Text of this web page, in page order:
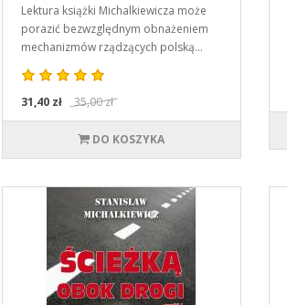
Lektura książki Michalkiewicza może
porazić bezwzględnym obnażeniem
mechanizmów rządzących polską…
31,40 zł 35,00 zł
DO KOSZYKA